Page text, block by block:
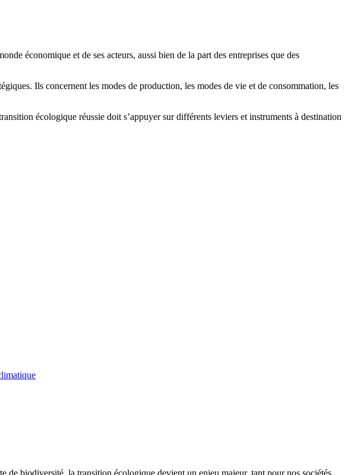
économique et de ses acteurs, aussi bien de la part des entreprises que des
Ils concernent les modes de production, les modes de vie et de consommation, les
écologique réussie doit s’appuyer sur différents leviers et instruments à destination
de biodiversité, la transition écologique devient un enjeu majeur, tant pour nos sociétés